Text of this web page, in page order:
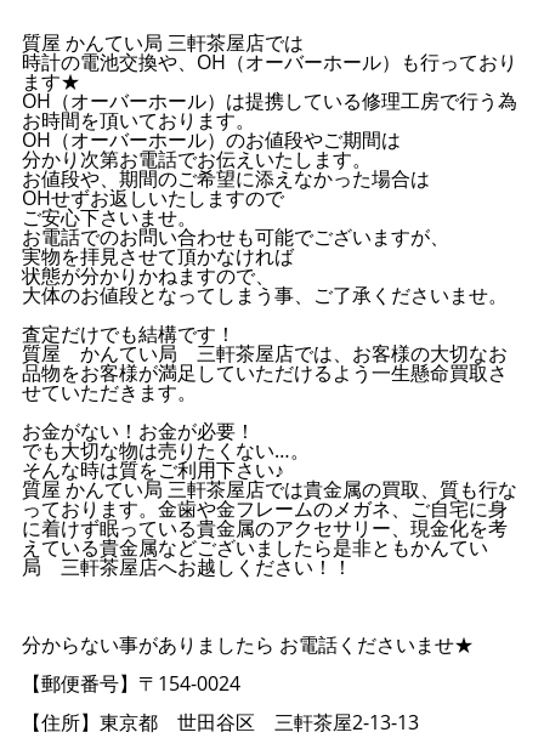
質屋 かんてい局 三軒茶屋店では
時計の電池交換や、OH（オーバーホール）も行っており
ます★
OH（オーバーホール）は提携している修理工房で行う為
お時間を頂いております。
OH（オーバーホール）のお値段やご期間は
分かり次第お電話でお伝えいたします。
お値段や、期間のご希望に添えなかった場合は
OHせずお返しいたしますので
ご安心下さいませ。
お電話でのお問い合わせも可能でございますが、
実物を拝見させて頂かなければ
状態が分かりかねますので、
大体のお値段となってしまう事、ご了承くださいませ。
査定だけでも結構です！
質屋 かんてい局 三軒茶屋店では、お客様の大切なお
品物をお客様が満足していただけるよう一生懸命買取さ
せていただきます。
お金がない！お金が必要！
でも大切な物は売りたくない…。
そんな時は質をご利用下さい♪
質屋 かんてい局 三軒茶屋店では貴金属の買取、質も行な
っております。金歯や金フレームのメガネ、ご自宅に身
に着けず眠っている貴金属のアクセサリー、現金化を考
えている貴金属などございましたら是非ともかんてい
局 三軒茶屋店へお越しください！！
分からない事がありましたら お電話くださいませ★
【郵便番号】〒154-0024
【住所】東京都 世田谷区 三軒茶屋2-13-13